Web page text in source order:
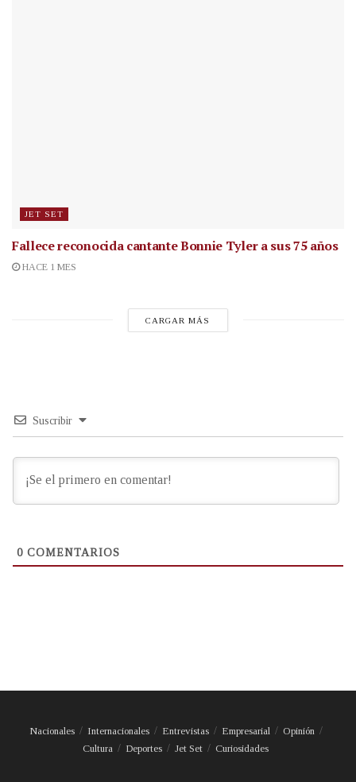
JET SET
Fallece reconocida cantanteBonnie Tyler a sus 75 años
HACE 1 MES
CARGAR MÁS
Suscribir
0 COMENTARIOS
Nacionales Internacionales Entrevistas Empresarial
Opinión
Cultura
Deportes Jet Set Curiosidades